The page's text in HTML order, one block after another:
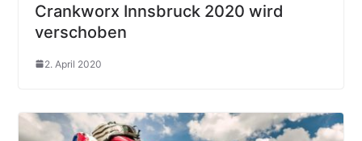
Crankworx Innsbruck 2020 wird
verschoben
2. April 2020